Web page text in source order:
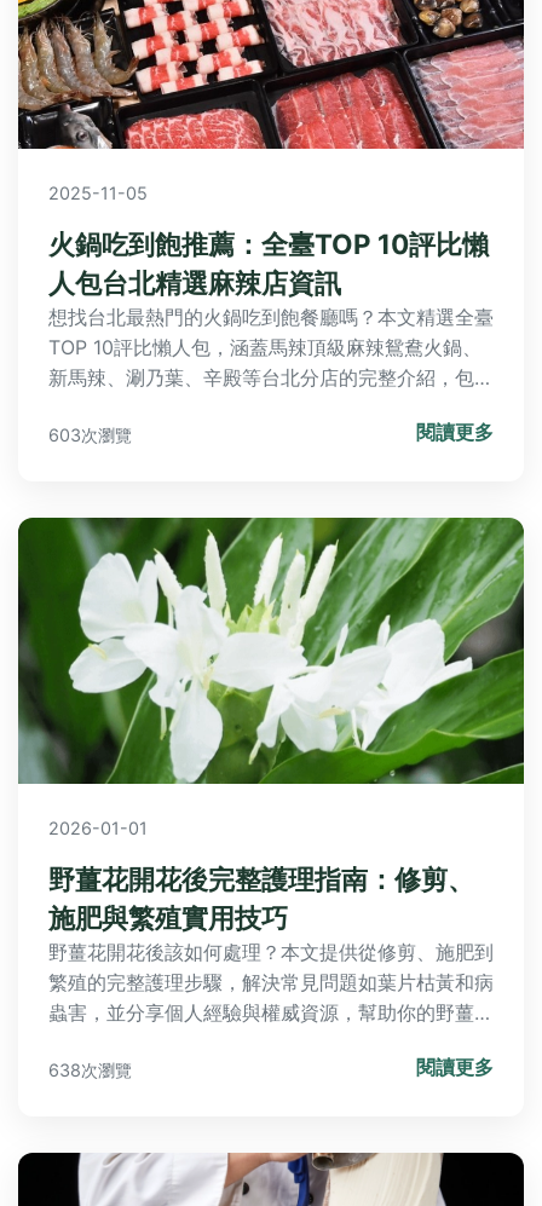
2025-11-05
火鍋吃到飽推薦：全臺TOP 10評比懶
人包台北精選麻辣店資訊
想找台北最熱門的火鍋吃到飽餐廳嗎？本文精選全臺
TOP 10評比懶人包，涵蓋馬辣頂級麻辣鴛鴦火鍋、
新馬辣、涮乃葉、辛殿等台北分店的完整介紹，包括
吃到飽終極Q&A解答常見疑問，助您輕鬆規劃美食
603次瀏覽 閱讀更多
2026-01-01
野薑花開花後完整護理指南：修剪、
施肥與繁殖實用技巧
野薑花開花後該如何處理？本文提供從修剪、施肥到
繁殖的完整護理步驟，解決常見問題如葉片枯黃和病
蟲害，並分享個人經驗與權威資源，幫助你的野薑花
638次瀏覽 閱讀更多